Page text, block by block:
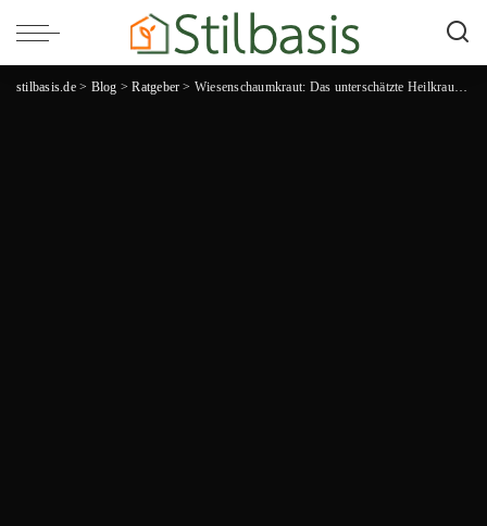
stilbasis.de> Blog >Ratgeber > Wiesenschaumkraut: Das unterschätzte Heilkraut für deine Gesundheit